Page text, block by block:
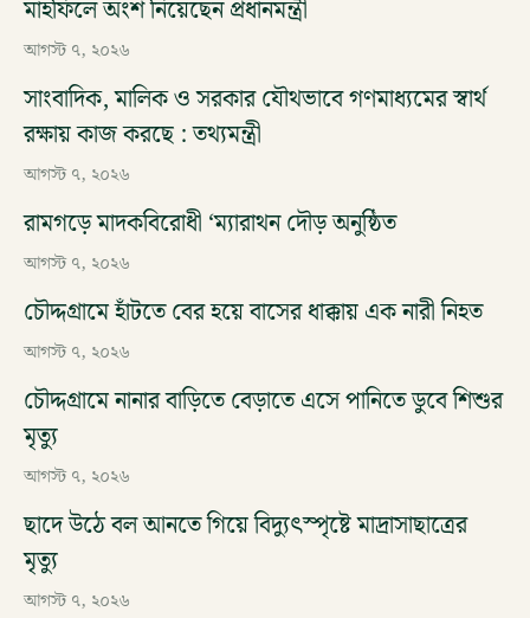
মাহফিলে অংশ নিয়েছেন প্রধানমন্ত্রী
আগস্ট ৭, ২০২৬
সাংবাদিক, মালিক ও সরকার যৌথভাবে গণমাধ্যমের স্বার্থ
রক্ষায় কাজ করছে : তথ্যমন্ত্রী
আগস্ট ৭, ২০২৬
রামগড়ে মাদকবিরোধী ‘ম্যারাথন দৌড় অনুষ্ঠিত
আগস্ট ৭, ২০২৬
চৌদ্দগ্রামে হাঁটতে বের হয়ে বাসের ধাক্কায় এক নারী নিহত
আগস্ট ৭, ২০২৬
চৌদ্দগ্রামে নানার বাড়িতে বেড়াতে এসে পানিতে ডুবে শিশুর
মৃত্যু
আগস্ট ৭, ২০২৬
ছাদে উঠে বল আনতে গিয়ে বিদ্যুৎস্পৃষ্টে মাদ্রাসাছাত্রের
মৃত্যু
আগস্ট ৭, ২০২৬